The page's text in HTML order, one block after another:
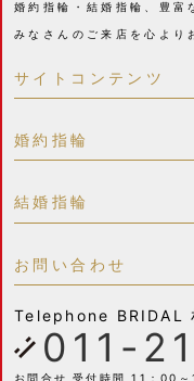
婚約指輪・結婚指輪、豊富
みなさんのご来店を心より
サイトコンテンツ
婚約指輪
結婚指輪
お問い合わせ
Telephone BRIDAL
011-
お問合せ 受付時間 11：00